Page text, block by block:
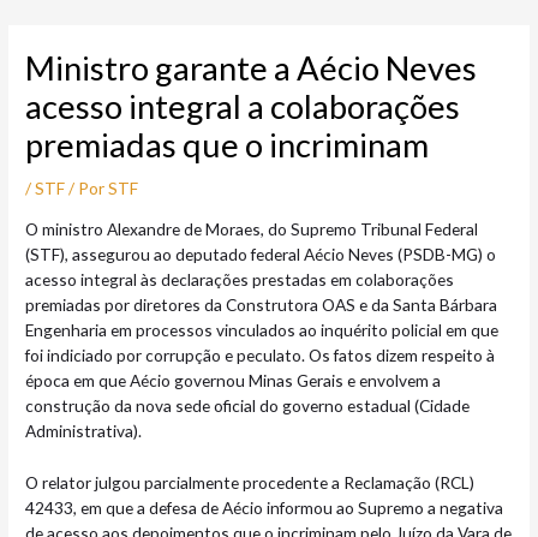
conteúdo
Ministro garante a Aécio Neves
acesso integral a colaborações
premiadas que o incriminam
/STF/ PorSTF
O ministro Alexandre de Moraes, do Supremo Tribunal Federal
(STF), assegurou ao deputado federal Aécio Neves (PSDB-MG) o
acesso integral às declarações prestadas em colaborações
premiadas por diretores da Construtora OAS e da Santa Bárbara
Engenharia em processos vinculados ao inquérito policial em que
foi indiciado por corrupção e peculato. Os fatos dizem respeito à
época em que Aécio governou Minas Gerais e envolvem a
construção da nova sede oficial do governo estadual (Cidade
Administrativa).
O relator julgou parcialmente procedente a Reclamação (RCL)
42433, em que a defesa de Aécio informou ao Supremo a negativa
de acesso aos depoimentos que o incriminam pelo Juízo da Vara de